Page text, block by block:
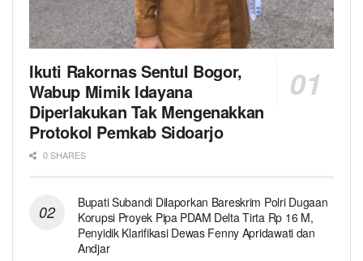
Ikuti Rakornas Sentul Bogor,
Wabup Mimik Idayana
Diperlakukan Tak Mengenakkan
Protokol Pemkab Sidoarjo
0 SHARES
Bupati Subandi Dilaporkan Bareskrim Polri Dugaan
Korupsi Proyek Pipa PDAM Delta Tirta Rp 16 M,
Penyidik Klarifikasi Dewas Fenny Apridawati dan
Andjar